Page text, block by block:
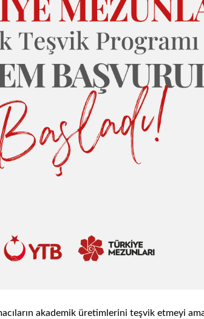
akademik üretimlerini teşvik etmeyi
Türkiye Mezunları
Akademik Teşvik
Programı 2026 2.
Dönem Başvuruları
Başladı
Devamı...